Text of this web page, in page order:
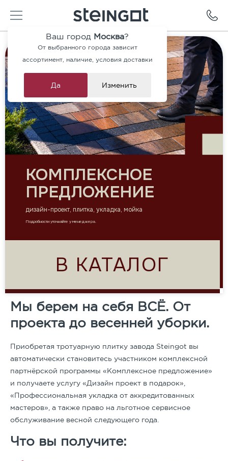
Ваш город Москва?
От выбранного города зависит
ассортимент, наличие, условия доставки
Да Изменить
КОМПЛЕКСНОЕ
ПРЕДЛОЖЕНИЕ
дизайн-проект, плитка, укладка, мойка
Подробности уточняйте у менеджера.
В КАТАЛОГ
Мы берем на себя ВСЁ. От
проекта до весенней уборки.
Приобретая тротуарную плитку завода Steingot вы
автоматически становитесь участником комплексной
партнёрской программы «Комплексное предложение»
и получаете услугу «Дизайн проект в подарок»,
«Профессиональная укладка от аккредитованных
мастеров», а также право на льготное сервисное
обслуживание весной следующего года.
Что вы получите: